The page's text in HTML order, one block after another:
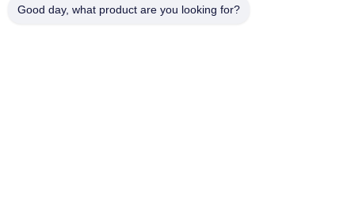
Good day, what product are you looking for?